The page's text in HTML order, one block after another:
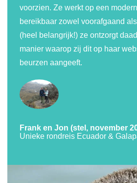
voorzien. Ze werkt op een
bereikbaar zowel voorafgaand
(heel belangrijk!) ze ontzorgt
manier waarop zij dit op haar
beurzen aangeeft.
Frank en Jon (stel, november
Unieke rondreis Ecuador &